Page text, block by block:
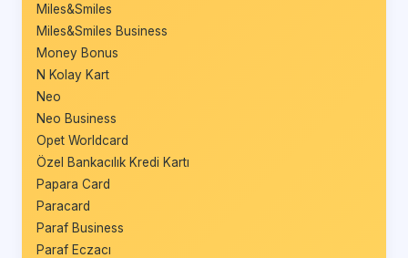
Miles&Smiles
Miles&Smiles Business
Money Bonus
N Kolay Kart
Neo
Neo Business
Opet Worldcard
Özel Bankacılık Kredi Kartı
Papara Card
Paracard
Paraf Business
Paraf Eczacı